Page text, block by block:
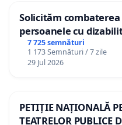
Solicităm
persoanele cu
7 725 semnături
1 173 Semnături / 7 zile
29 Jul 2026
PETIȚIE NAȚIONALĂ
TEATRELOR PUBLICE